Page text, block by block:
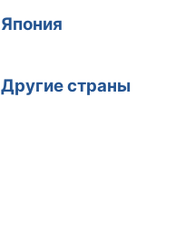
Япония
Другие страны